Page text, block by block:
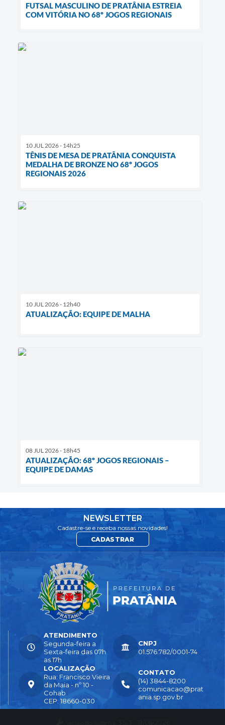
FUTSAL MASCULINO DE PRATÂNIA ESTREIA
COM VITÓRIA NO 68º JOGOS REGIONAIS
10 JUL 2026 - 14h25
TÊNIS DE MESA DE PRATÂNIA CONQUISTA
MEDALHA DE BRONZE NO 68º JOGOS
REGIONAIS 2026
10 JUL 2026 - 12h40
ATUALIZAÇÃO: EQUIPE DE MALHA
08 JUL 2026 - 18h45
ATUALIZAÇÃO: 68º JOGOS REGIONAIS –
EQUIPE DE DAMAS
NEWSLETTER
Cadastre-se e receba nossas novidades!
CADASTRAR
LOCALIZAÇÃO
Rua: Francisco Vieira
da Maia - nº 10 -
Cohab
CEP: 18660-030
CONTATO
(14) 3844-8200
comunicacao@prat
ania.sp.gov.br
ATENDIMENTO
Segunda-feira a
Sexta-feira das 07h
as 17h
CNPJ
01.576.782/0001-74